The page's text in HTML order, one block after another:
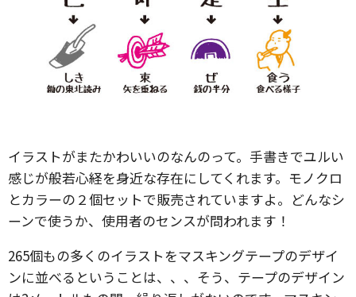
イラストがまたかわいいのなんのって。手書きでユルい
感じが般若心経を身近な存在にしてくれます。モノクロ
とカラーの２個セットで販売されていますよ。どんなシ
ーンで使うか、使用者のセンスが問われます！
265個もの多くのイラストをマスキングテープのデザイ
ンに並べるということは、、、そう、テープのデザイン